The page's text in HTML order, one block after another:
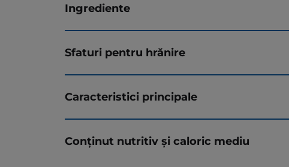
Ingrediente
Sfaturi pentru hrănire
Caracteristici principale
Conținut nutritiv și caloric mediu